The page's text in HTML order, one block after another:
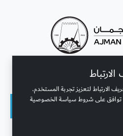
الارتباط لتعزيز تجربة المستخدم.
توافق على شروط سياسة الخصوصية
معنا
2001 - 2026